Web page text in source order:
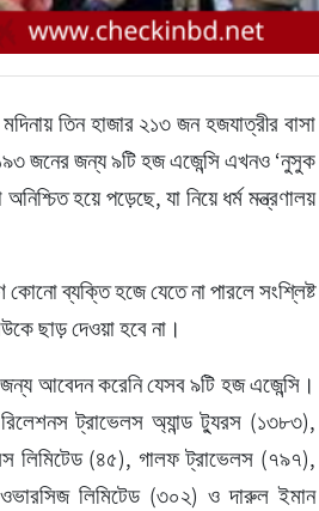
তিন হাজার ২১৩ জন হজযাত্রীর বাসা
জনের জন্য ৯টি হজ এজেন্সি এখনও ‘নুসুক
হয়ে পড়েছে, যা নিয়ে ধর্ম মন্ত্রণালয়
ব্যক্তি হজে যেতে না পারলে সংশ্লিষ্ট
ছাড় দেওয়া হবে না।
আবেদন করেনি যেসব ৯টি হজ এজেন্সি।
ট্রাভেলস অ্যান্ড ট্যুরস (১৩৮৩),
লিমিটেড (৪৫), গালফ ট্রাভেলস (৭৯৭),
লিমিটেড (৩০২) ও দারুল ইমান